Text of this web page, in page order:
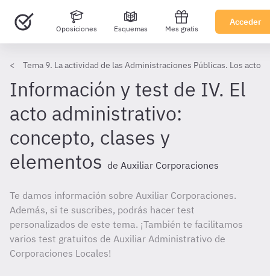
Oposiciones Esquemas Mes gratis
Acceder
Tema 9. La actividad de las Administraciones Públicas. Los
Información y test de IV. El
acto administrativo:
concepto, clases y
elementos de Auxiliar Corporaciones
Te damos información sobre Auxiliar Corporaciones.
Además, si te suscribes, podrás hacer test
personalizados de este tema. ¡También te facilitamos
varios test gratuitos de Auxiliar Administrativo de
Corporaciones Locales!